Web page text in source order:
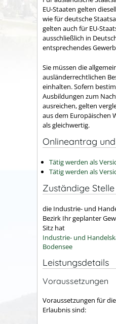
EU-Staaten gelten
wie für deutsche
gelten auch für EU-
ausschließlich in
entsprechendes
Sie müssen die
ausländerrechtlichen
einhalten. Sofern
Ausbildungen zum
ausreichen, gelten
aus dem Europäischen
als gleichwertig.
Onlineantrag
Tätig werden als
Tätig werden als
Zuständige Stelle
die Industrie- und
Bezirk Ihr geplanter
Sitz hat
Industrie- und
Bodensee
Leistungsdetails
Voraussetzungen
Voraussetzungen für
Erlaubnis sind: